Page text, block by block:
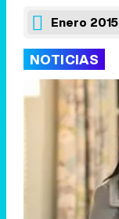
Enero 2015
NOTICIAS